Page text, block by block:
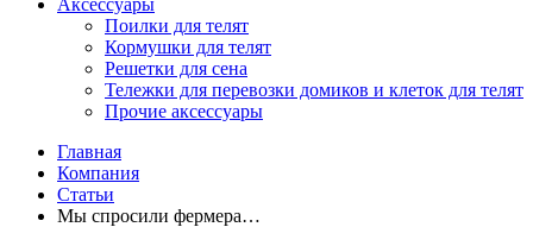
Поилки для телят
Кормушки для телят
Решетки для сена
Тележки для перевозки домиков и клеток для телят
Прочие аксессуары
Главная
Компания
Статьи
Мы спросили фермера…